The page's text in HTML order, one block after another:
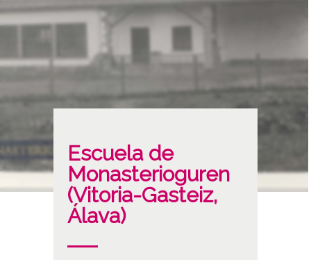
Escuela de
Monasterioguren
(Vitoria-Gasteiz,
Álava)